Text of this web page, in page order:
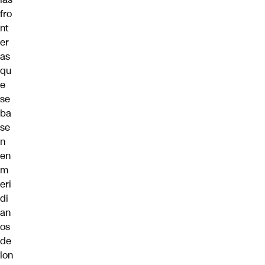
fro
nt
er
as
qu
e
se
ba
se
n
en
m
eri
di
an
os
de
lon